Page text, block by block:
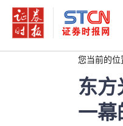
您当前的位
东
一